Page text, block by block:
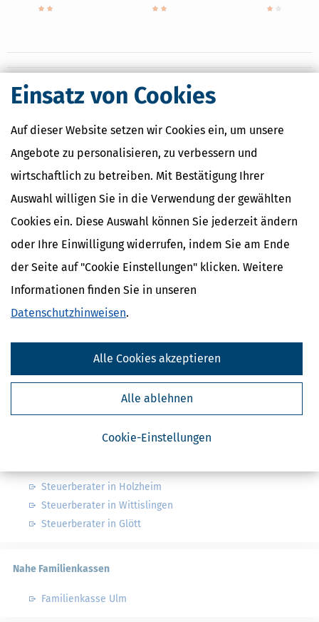
Einsatz von Cookies
Auf dieser Website setzen wir Cookies ein, um unsere
Angebote zu personalisieren, zu verbessern und
wirtschaftlich zu betreiben. Mit Bestätigung Ihrer
Auswahl willigen Sie in die Verwendung der gewählten
Cookies ein. Diese Auswahl können Sie jederzeit ändern
oder Ihre Einwilligung widerrufen, indem Sie am Ende
der Seite auf "Cookie Einstellungen" klicken. Weitere
Informationen finden Sie in unseren
Datenschutzhinweisen.
Cookie-Einstellungen
Alle ablehnen
Alle Cookies akzeptieren
Nahe Finanzämter
Finanzamt Ehingen
Finanzamt Heidenheim
Finanzamt Neu-Ulm
Finanzamtsuche
Finanzämter in Deutschland
Finanzämter in Bayern
Steuerberater in Holzheim
Steuerberater in Wittislingen
Steuerberater in Glött
Nahe Familienkassen
Familienkasse Ulm